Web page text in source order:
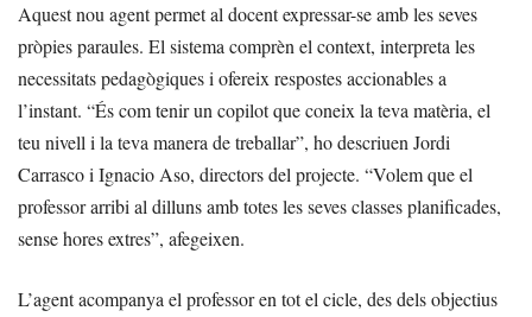
Aquest nou agent permet al docent expressar-se amb les seves
pròpies paraules. El sistema comprèn el context, interpreta les
necessitats pedagògiques i ofereix respostes accionables a
l’instant. “És com tenir un copilot que coneix la teva matèria, el
teu nivell i la teva manera de treballar”, ho descriuen Jordi
Carrasco i Ignacio Aso, directors del projecte. “Volem que el
professor arribi al dilluns amb totes les seves classes planificades,
sense hores extres”, afegeixen.
L’agent acompanya el professor en tot el cicle, des dels objectius